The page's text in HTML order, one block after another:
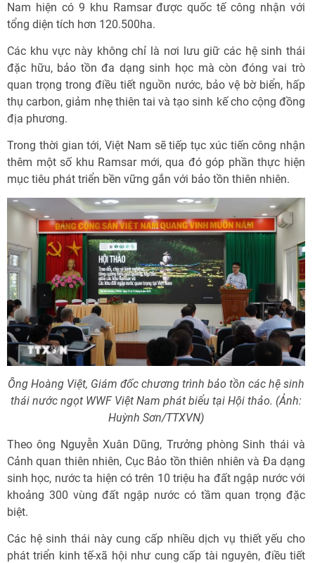
Nam hiện có 9 khu Ramsar được quốc tế công nhận với
tổng diện tích hơn 120.500ha.
Các khu vực này không chỉ là nơi lưu giữ các hệ sinh thái
đặc hữu, bảo tồn đa dạng sinh học mà còn đóng vai trò
quan trọng trong điều tiết nguồn nước, bảo vệ bờ biển, hấp
thụ carbon, giảm nhẹ thiên tai và tạo sinh kế cho cộng đồng
địa phương.
Trong thời gian tới, Việt Nam sẽ tiếp tục xúc tiến công nhận
thêm một số khu Ramsar mới, qua đó góp phần thực hiện
mục tiêu phát triển bền vững gắn với bảo tồn thiên nhiên.
Ông Hoàng Việt, Giám đốc chương trình bảo tồn các hệ sinh
thái nước ngọt WWF Việt Nam phát biểu tại Hội thảo. (Ảnh:
Huỳnh Sơn/TTXVN)
Theo ông Nguyễn Xuân Dũng, Trưởng phòng Sinh thái và
Cảnh quan thiên nhiên, Cục Bảo tồn thiên nhiên và Đa dạng
sinh học, nước ta hiện có trên 10 triệu ha đất ngập nước với
khoảng 300 vùng đất ngập nước có tầm quan trọng đặc
biệt.
Các hệ sinh thái này cung cấp nhiều dịch vụ thiết yếu cho
phát triển kinh tế-xã hội như cung cấp tài nguyên, điều tiết